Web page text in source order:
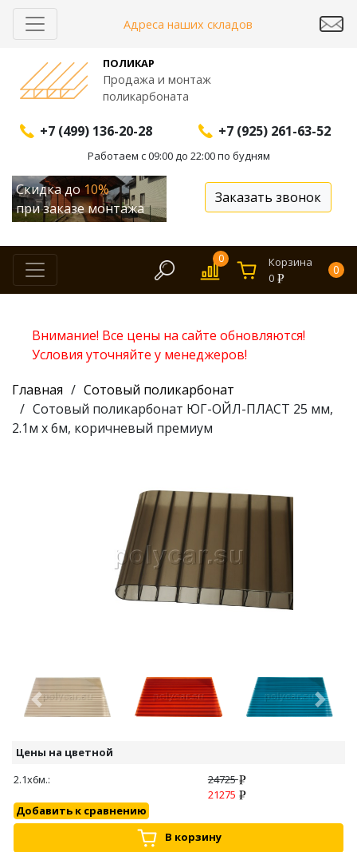
Адреса наших складов
ПОЛИКАР
Продажа и монтаж
поликарбоната
+7 (499) 136-20-28 +7 (925) 261-63-52
Работаем с 09:00 до 22:00 по будням
Скидка до10%
при заказе монтажа
Заказать звонок
0
Корзина
0
0
Внимание! Все цены на сайте обновляются!
Условия уточняйте у менеджеров!
Главная
Сотовый поликарбонат
Сотовый поликарбонат ЮГ-ОЙЛ-ПЛАСТ 25 мм,
2.1м х 6м, коричневый премиум
Предыдущий
Цены на цветной
2.1х6м.:
24725
21275
Добавить к сравнению
В корзину